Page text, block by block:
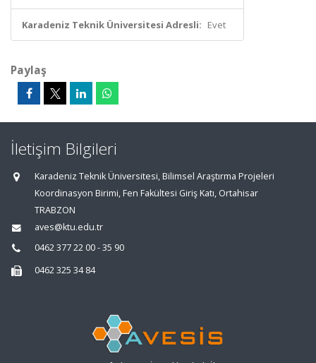
Karadeniz Teknik Üniversitesi Adresli: Evet
Paylaş
İletişim Bilgileri
Karadeniz Teknik Üniversitesi, Bilimsel Araştırma Projeleri
Koordinasyon Birimi, Fen Fakültesi Giriş Katı, Ortahisar
TRABZON
aves@ktu.edu.tr
0462 377 22 00 - 35 90
0462 325 34 84